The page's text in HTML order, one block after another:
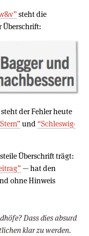
steht die
Überschrift:
steht der Fehler heute
und “Schleswig-
Überschrift trägt:
— hat den
ohne Hinweis
Dass dies absurd
klar zu werden.